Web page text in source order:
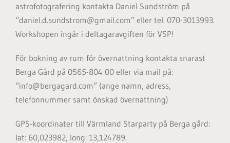
astrofotografering kontakta Daniel Sundström på
“daniel.d.sundstrom@gmail.com” eller tel. 070-3013993.
Workshopen ingår i deltagaravgiften för VSP!
För bokning av rum för övernattning kontakta snarast
Berga Gård på 0565-804 00 eller via mail på:
“info@bergagard.com” (ange namn, adress,
telefonnummer samt önskad övernattning)
GPS-koordinater till Värmland Starparty på Berga gård:
lat: 60,023982, long: 13,124789.